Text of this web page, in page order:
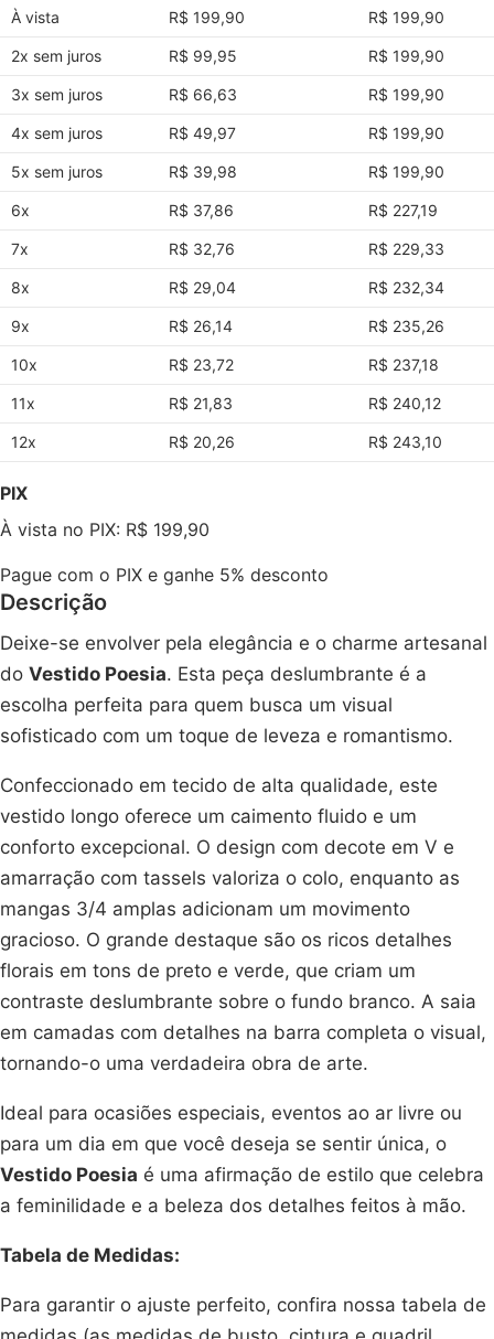
À vista R$ 199,90 R$ 199,90
2x sem juros R$ 99,95 R$ 199,90
3x sem juros R$ 66,63 R$ 199,90
4x sem juros R$ 49,97 R$ 199,90
5x sem juros R$ 39,98 R$ 199,90
6x R$ 37,86 R$ 227,19
7x R$ 32,76 R$ 229,33
8x R$ 29,04 R$ 232,34
9x R$ 26,14 R$ 235,26
10x R$ 23,72 R$ 237,18
11x R$ 21,83 R$ 240,12
12x R$ 20,26 R$ 243,10
PIX
À vista no PIX: R$ 199,90
Pague com o PIX e ganhe 5% desconto
Descrição
Deixe-se envolver pela elegância e o charme artesanal
do Vestido Poesia. Esta peça deslumbrante é a
escolha perfeita para quem busca um visual
sofisticado com um toque de leveza e romantismo.
Confeccionado em tecido de alta qualidade, este
vestido longo oferece um caimento fluido e um
conforto excepcional. O design com decote em V e
amarração com tassels valoriza o colo, enquanto as
mangas 3/4 amplas adicionam um movimento
gracioso. O grande destaque são os ricos detalhes
florais em tons de preto e verde, que criam um
contraste deslumbrante sobre o fundo branco. A saia
em camadas com detalhes na barra completa o visual,
tornando-o uma verdadeira obra de arte.
Ideal para ocasiões especiais, eventos ao ar livre ou
para um dia em que você deseja se sentir única, o
Vestido Poesia é uma afirmação de estilo que celebra
a feminilidade e a beleza dos detalhes feitos à mão.
Tabela de Medidas:
Para garantir o ajuste perfeito, confira nossa tabela de